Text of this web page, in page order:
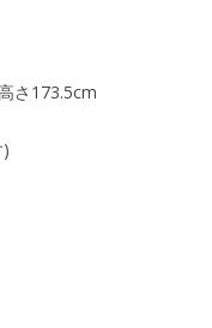
さ173.5cm